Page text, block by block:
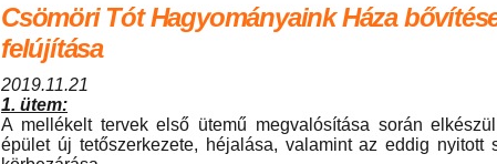
Csömöri Tót Hagyományaink Háza
felújítása
2019.11.21
1. ütem:
A mellékelt tervek első ütemű megvalósítása során
épület új tetőszerkezete, héjalása, valamint az eddig nyitott